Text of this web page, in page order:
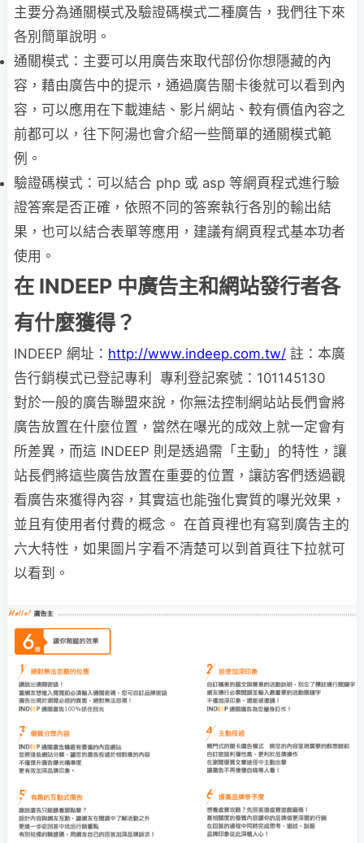
主要分為通關模式及驗證碼模式二種廣告，我們往下來
各別簡單說明。
通關模式：主要可以用廣告來取代部份你想隱藏的內
容，藉由廣告中的提示，通過廣告關卡後就可以看到內
容，可以應用在下載連結、影片網站、較有價值內容之
前都可以，往下阿湯也會介紹一些簡單的通關模式範
例。
驗證碼模式：可以結合 php 或 asp 等網頁程式進行驗
證答案是否正確，依照不同的答案執行各別的輸出結
果，也可以結合表單等應用，建議有網頁程式基本功者
使用。
在 INDEEP 中廣告主和網站發行者各
有什麼獲得？
INDEEP 網址： http://www.indeep.com.tw/ 註：本廣
告行銷模式已登記專利 專利登記案號：101145130
對於一般的廣告聯盟來說，你無法控制網站站長們會將
廣告放置在什麼位置，當然在嚗光的成效上就一定會有
所差異，而這 INDEEP 則是透過需「主動」的特性，讓
站長們將這些廣告放置在重要的位置，讓訪客們透過觀
看廣告來獲得內容，其實這也能強化實質的嚗光效果，
並且有使用者付費的概念。 在首頁裡也有寫到廣告主的
六大特性，如果圖片字看不清楚可以到首頁往下拉就可
以看到。